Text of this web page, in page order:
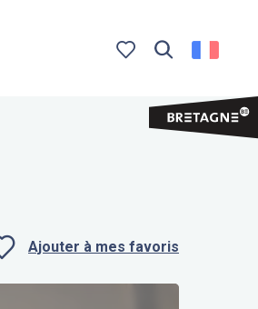
Ajouter aux
Ajouter à mes favoris